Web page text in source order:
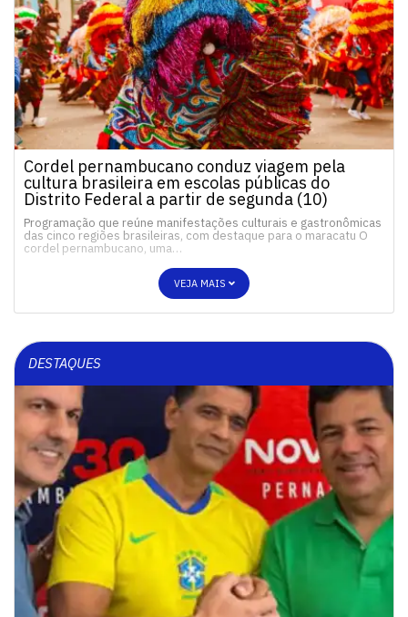
Cordel pernambucano conduz viagem pela
cultura brasileira em escolas públicas do
Distrito Federal a partir de segunda (10)
Programação que reúne manifestações culturais e gastronômicas
das cinco regiões brasileiras, com destaque para o maracatu O
cordel pernambucano, uma…
VEJA MAIS
DESTAQUES